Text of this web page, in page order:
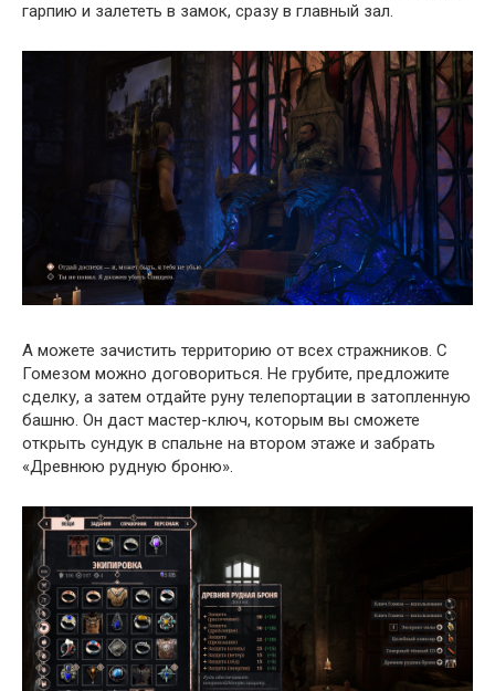
гарпию и залететь в замок, сразу в главный зал.
А можете зачистить территорию от всех стражников. С
Гомезом можно договориться. Не грубите, предложите
сделку, а затем отдайте руну телепортации в затопленную
башню. Он даст мастер-ключ, которым вы сможете
открыть сундук в спальне на втором этаже и забрать
«Древнюю рудную броню».